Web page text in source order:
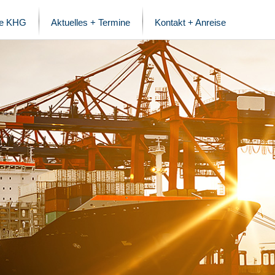
KHG Aktuelles + Termine Kontakt + Anreise